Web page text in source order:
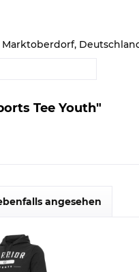
Tee Youth"
angesehen